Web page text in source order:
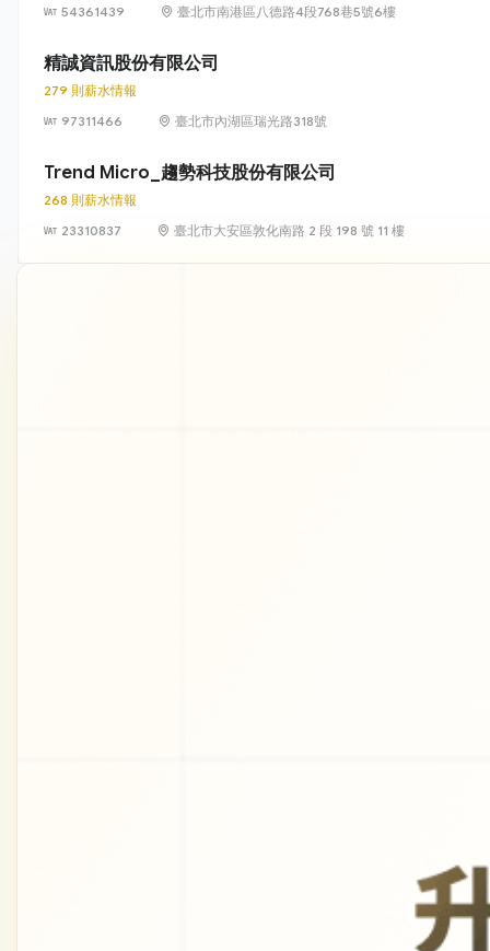
54361439 臺北市南港區八德路4段768巷5號6樓
精誠資訊股份有限公司
279 則薪水情報
97311466
臺北市內湖區瑞光路318號
Trend Micro_趨勢科技股份有限公司
268 則薪水情報
23310837
臺北市大安區敦化南路 2 段 198 號 11 樓